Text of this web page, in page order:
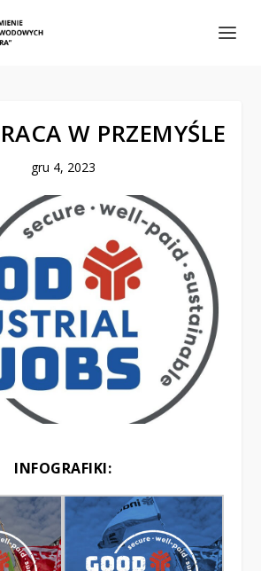
W PRZEMYŚLE
gru 4, 2023
INFOGRAFIKI: